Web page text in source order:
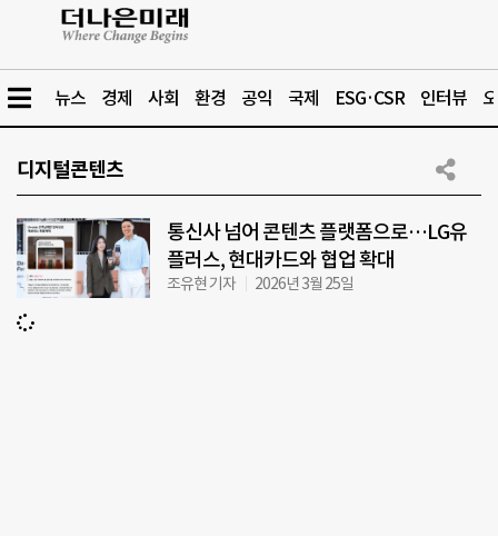
뉴스 경제 사회 환경 공익 국제 ESG·CSR 인터뷰
디지털콘텐츠
통신사 넘어 콘텐츠 플랫폼으로…LG유
플러스, 현대카드와 협업 확대
조유현 기자 2026년 3월 25일